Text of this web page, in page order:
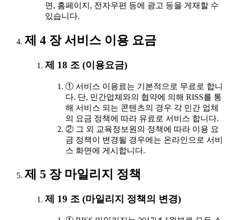
면, 홈페이지, 전자우편 등에 광고 등을 게재할 수
있습니다.
제 4 장 서비스 이용 요금
제 18 조 (이용요금)
① 서비스 이용료는 기본적으로 무료로 합니
다. 단, 민간업체와의 협약에 의해 RISS를 통
해 서비스 되는 콘텐츠의 경우 각 민간 업체
의 요금 정책에 따라 유료로 서비스 합니다.
② 그 외 교육정보원의 정책에 따라 이용 요
금 정책이 변경될 경우에는 온라인으로 서비
스 화면에 게시합니다.
제 5 장 마일리지 정책
제 19 조 (마일리지 정책의 변경)